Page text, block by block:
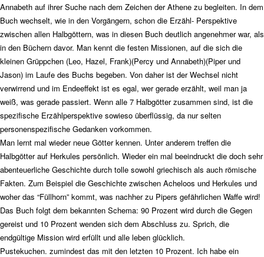
Annabeth auf ihrer Suche nach dem Zeichen der Athene zu begleiten. In dem
Buch wechselt, wie in den Vorgängern, schon die Erzähl- Perspektive
zwischen allen Halbgöttern, was in diesen Buch deutlich angenehmer war, als
in den Büchern davor. Man kennt die festen Missionen, auf die sich die
kleinen Grüppchen (Leo, Hazel, Frank)(Percy und Annabeth)(Piper und
Jason) im Laufe des Buchs begeben. Von daher ist der Wechsel nicht
verwirrend und im Endeeffekt ist es egal, wer gerade erzählt, weil man ja
weiß, was gerade passiert. Wenn alle 7 Halbgötter zusammen sind, ist die
spezifische Erzählperspektive sowieso überflüssig, da nur selten
personenspezifische Gedanken vorkommen.
Man lernt mal wieder neue Götter kennen. Unter anderem treffen die
Halbgötter auf Herkules persönlich. Wieder ein mal beeindruckt die doch sehr
abenteuerliche Geschichte durch tolle sowohl griechisch als auch römische
Fakten. Zum Beispiel die Geschichte zwischen Acheloos und Herkules und
woher das “Füllhorn” kommt, was nachher zu Pipers gefährlichen Waffe wird!
Das Buch folgt dem bekannten Schema: 90 Prozent wird durch die Gegen
gereist und 10 Prozent wenden sich dem Abschluss zu. Sprich, die
endgültige Mission wird erfüllt und alle leben glücklich.
Pustekuchen. zumindest das mit den letzten 10 Prozent. Ich habe ein